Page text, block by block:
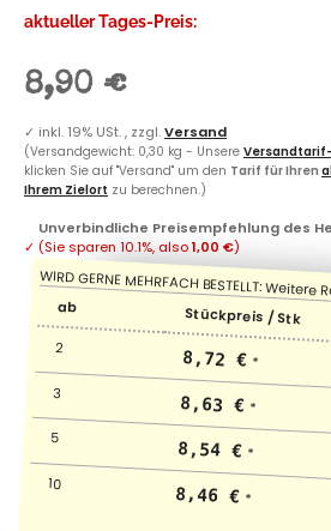
aktueller Tages-Preis:
8,90 €
✓ inkl. 19% USt. , zzgl.Versand
(Versandgewicht: 0,30 kg - Unsere
klicken Sie auf "Versand" um den Tarif für Ihren
Ihrem Zielort zu berechnen.)
Unverbindliche Preisempfehlung des
✓ (Sie sparen 10.1%, also1,00 €)
ab Stückpreis / Stk
2 8,72 € *
3 8,63 € *
5 8,54 € *
10 8,46 € *